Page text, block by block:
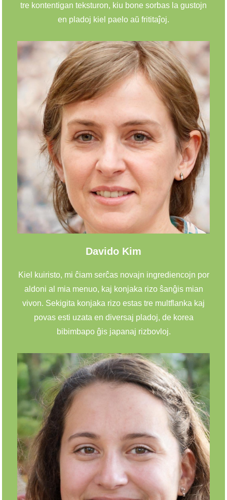
tre kontentigan teksturon, kiu bone sorbas la gustojn
en pladoj kiel paelo aŭ frititaĵoj.
Davido Kim
Kiel kuiristo, mi ĉiam serĉas novajn ingrediencojn por
aldoni al mia menuo, kaj konjaka rizo ŝanĝis mian
vivon. Sekigita konjaka rizo estas tre multflanka kaj
povas esti uzata en diversaj pladoj, de korea
bibimbapo ĝis japanaj rizbovloj.